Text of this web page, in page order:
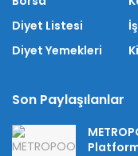
Diyet Listesi
Diyet Yemekleri
Son Paylaşılanlar